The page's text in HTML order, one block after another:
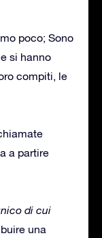
poco; Sono
e si hanno
compiti, le
a partire
di cui
una